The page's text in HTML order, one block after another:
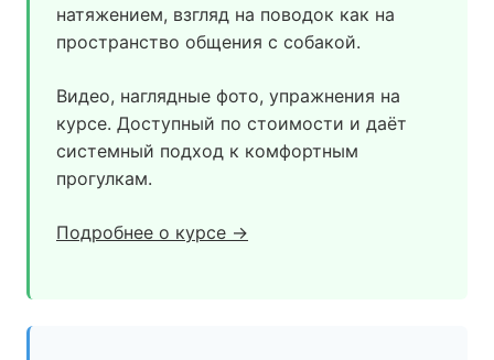
натяжением, взгляд на поводок как на
пространство общения с собакой.
Видео, наглядные фото, упражнения на
курсе. Доступный по стоимости и даёт
системный подход к комфортным
прогулкам.
Подробнее о курсе →